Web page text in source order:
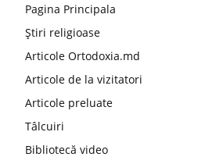
Pagina Principala
Știri religioase
Articole Ortodoxia.md
Articole de la vizitatori
Articole preluate
Tâlcuiri
Bibliotecă video